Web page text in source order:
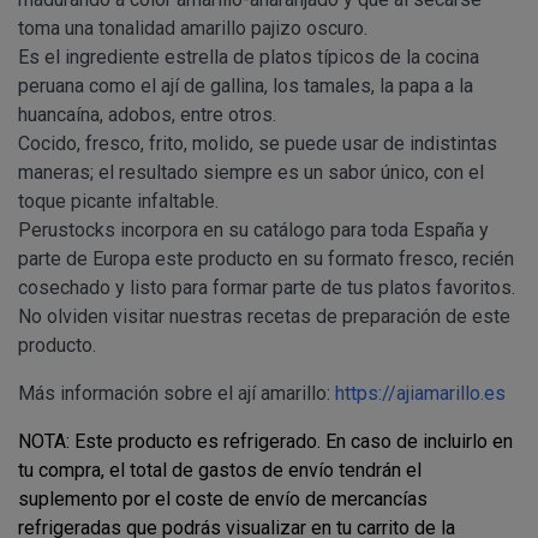
toma una tonalidad amarillo pajizo oscuro.
Es el ingrediente estrella de platos típicos de la cocina
peruana como el ají de gallina, los tamales, la papa a la
huancaína, adobos, entre otros.
Cocido, fresco, frito, molido, se puede usar de indistintas
maneras; el resultado siempre es un sabor único, con el
toque picante infaltable.
Perustocks incorpora en su catálogo para toda España y
parte de Europa este producto en su formato fresco, recién
cosechado y listo para formar parte de tus platos favoritos.
No olviden visitar nuestras recetas de preparación de este
producto.
Más información sobre el ají amarillo: https://ajiamarillo.es
NOTA: Este producto es refrigerado. En caso de incluirlo en
tu compra, el total de gastos de envío tendrán el
suplemento por el coste de envío de mercancías
refrigeradas que podrás visualizar en tu carrito de la
COMUNICACIONES
Tfno: 977 270399 - HORARIOS: Lunes - Viernes:
Sábado: Mañana 10,00 a 14,00h. Tarde 17,00 a
Email: info@perustocks.es.
Dirección postal: Plaça Font Nova nº2, local B,
Información
adicional:
Puede consultar información adicional y
final de este documento.
Información adicional ¿Quién
tratamiento de sus datos?
Para comunicarse con nosotros, ponemos a su
detallamos a continuación:
Tfno: 977 270399 - HORARIOS: Lunes -
Sábado: Mañana 10,00 a 14,00h. Tarde 17,00 a
Email: info@perustocks.es.
Dirección postal: Carrer del Vent, 25 Local 1,
postal se encuentra la tienda presencial.
Todas las notificaciones y comunicaciones entre los
eficaces, a todos los efectos, cuando se realicen a
anteriormente.
PRODUCTOS
Los productos ofertados, junto con las características
en pantalla.
MODIFICACION O ANULACION DEL PEDIDO
DESISTIMIENTO DE LA COMPRA
Suministro de bienes precintados que no pueden ser
Productos que puedan deteriorarse o caducar
Suministro de productos que tengan un término de